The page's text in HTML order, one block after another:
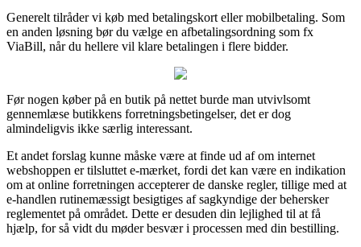
Generelt tilråder vi køb med betalingskort eller mobilbetaling. Som
en anden løsning bør du vælge en afbetalingsordning som fx
ViaBill, når du hellere vil klare betalingen i flere bidder.
Før nogen køber på en butik på nettet burde man utvivlsomt
gennemlæse butikkens forretningsbetingelser, det er dog
almindeligvis ikke særlig interessant.
Et andet forslag kunne måske være at finde ud af om internet
webshoppen er tilsluttet e-mærket, fordi det kan være en indikation
om at online forretningen accepterer de danske regler, tillige med at
e-handlen rutinemæssigt besigtiges af sagkyndige der behersker
reglementet på området. Dette er desuden din lejlighed til at få
hjælp, for så vidt du møder besvær i processen med din bestilling.